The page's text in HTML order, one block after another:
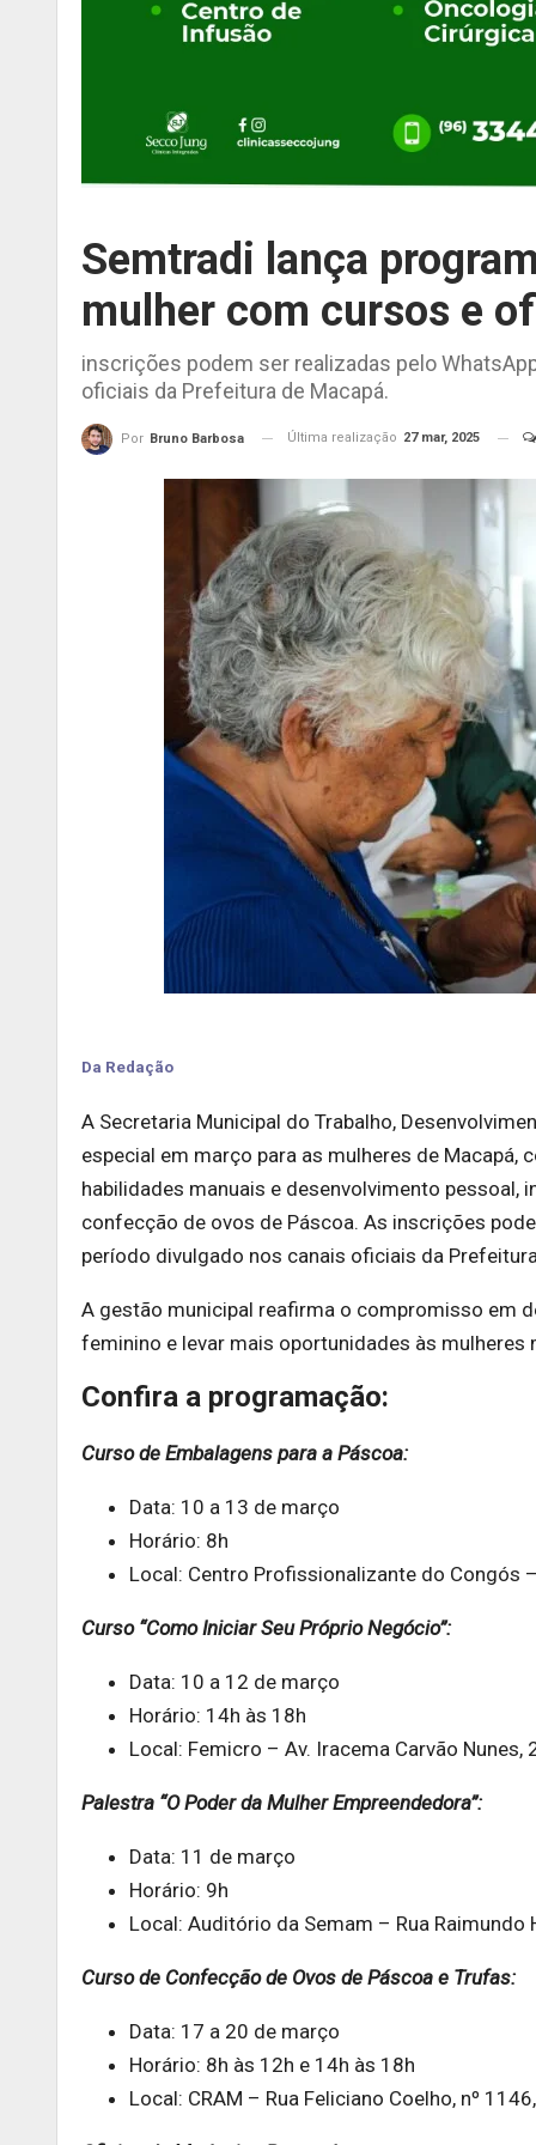
Semtradi lança
mulher com cursos e
inscrições podem ser realizadas pelo
oficiais da Prefeitura de Macapá.
Por Bruno Barbosa Última realização 27 mar, 2025
Da Redação
A Secretaria Municipal do Trabalho,
especial em março para as mulheres de
habilidades manuais e desenvolvimento
confecção de ovos de Páscoa. As inscrições
período divulgado nos canais oficiais da
A gestão municipal reafirma o compromisso em
feminino e levar mais oportunidades às mulheres
Confira a programação:
Curso de Embalagens para a Páscoa:
Data: 10 a 13 de março
Horário: 8h
Local: Centro Profissionalizante do Congós
Curso “Como Iniciar Seu Próprio Negócio”:
Data: 10 a 12 de março
Horário: 14h às 18h
Local: Femicro – Av. Iracema Carvão Nunes,
Palestra “O Poder da Mulher Empreendedora”:
Data: 11 de março
Horário: 9h
Local: Auditório da Semam – Rua Raimundo
Curso de Confecção de Ovos de Páscoa e Trufas:
Data: 17 a 20 de março
Horário: 8h às 12h e 14h às 18h
Local: CRAM – Rua Feliciano Coelho, nº